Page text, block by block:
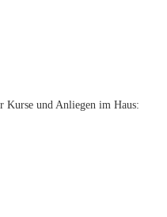
Kurse und Anliegen im Haus: